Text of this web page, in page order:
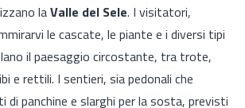
laValle del Sele. I visitatori,
le cascate, le piante e i diversi tipi
il paesaggio circostante, tra trote,
e rettili. I sentieri, sia pedonali che
di panchine e slarghi per la sosta, previsti